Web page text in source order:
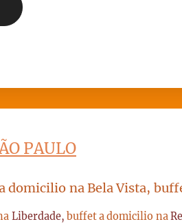
PAULO
domicilio na Bela Vista,
Liberdade, buffet a domicilio na